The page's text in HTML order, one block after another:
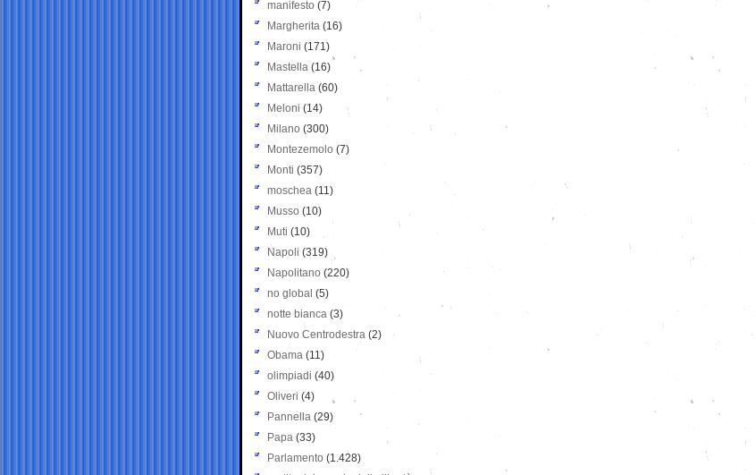
manifesto (7)
Margherita (16)
Maroni (171)
Mastella (16)
Mattarella (60)
Meloni (14)
Milano (300)
Montezemolo (7)
Monti (357)
moschea (11)
Musso (10)
Muti (10)
Napoli (319)
Napolitano (220)
no global (5)
notte bianca (3)
Nuovo Centrodestra (2)
Obama (11)
olimpiadi (40)
Oliveri (4)
Pannella (29)
Papa (33)
Parlamento (1.428)